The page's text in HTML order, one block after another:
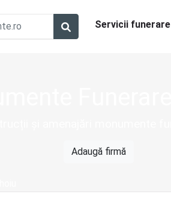
Servicii funerare
Adaugă firmă